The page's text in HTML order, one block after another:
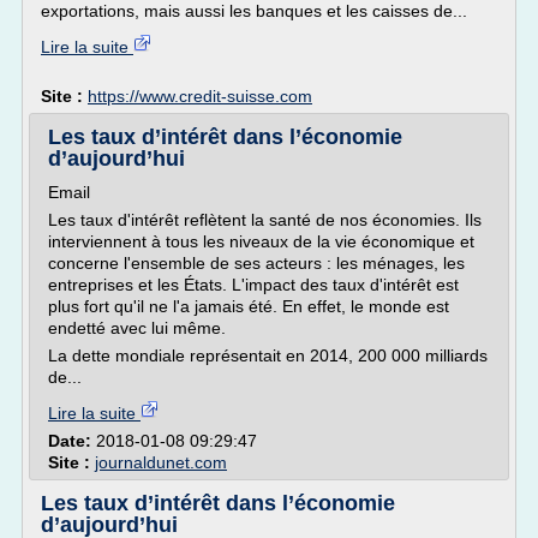
exportations, mais aussi les banques et les caisses de...
Lire la suite
Site : https://www.credit-suisse.com
Les taux d’intérêt dans l’économie
d’aujourd’hui
Email
Les taux d'intérêt reflètent la santé de nos économies. Ils
interviennent à tous les niveaux de la vie économique et
concerne l'ensemble de ses acteurs : les ménages, les
entreprises et les États. L'impact des taux d'intérêt est
plus fort qu'il ne l'a jamais été. En effet, le monde est
endetté avec lui même.
La dette mondiale représentait en 2014, 200 000 milliards
de...
Lire la suite
Date: 2018-01-08 09:29:47
Site : journaldunet.com
Les taux d’intérêt dans l’économie
d’aujourd’hui